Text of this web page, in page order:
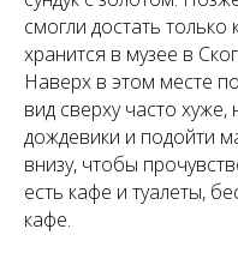
смогли достать
хранится в музее в
Наверх в этом месте
вид сверху часто
дождевики и подойти
внизу, чтобы
есть кафе и туалеты,
кафе.